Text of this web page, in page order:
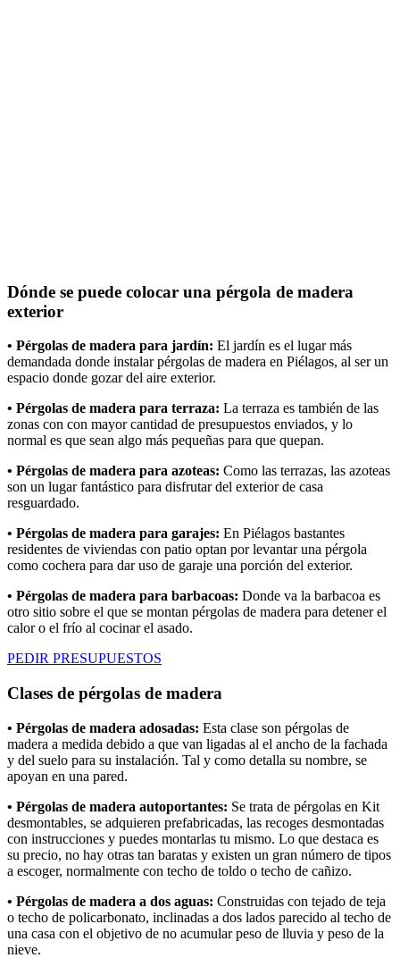
Dónde se puede colocar una pérgola de madera
exterior
• Pérgolas de madera para jardín: El jardín es el lugar más
demandada donde instalar pérgolas de madera en Piélagos, al ser un
espacio donde gozar del aire exterior.
• Pérgolas de madera para terraza: La terraza es también de las
zonas con con mayor cantidad de presupuestos enviados, y lo
normal es que sean algo más pequeñas para que quepan.
• Pérgolas de madera para azoteas: Como las terrazas, las azoteas
son un lugar fantástico para disfrutar del exterior de casa
resguardado.
• Pérgolas de madera para garajes: En Piélagos bastantes
residentes de viviendas con patio optan por levantar una pérgola
como cochera para dar uso de garaje una porción del exterior.
• Pérgolas de madera para barbacoas: Donde va la barbacoa es
otro sitio sobre el que se montan pérgolas de madera para detener el
calor o el frío al cocinar el asado.
PEDIR PRESUPUESTOS
Clases de pérgolas de madera
• Pérgolas de madera adosadas: Esta clase son pérgolas de
madera a medida debido a que van ligadas al el ancho de la fachada
y del suelo para su instalación. Tal y como detalla su nombre, se
apoyan en una pared.
• Pérgolas de madera autoportantes: Se trata de pérgolas en Kit
desmontables, se adquieren prefabricadas, las recoges desmontadas
con instrucciones y puedes montarlas tu mismo. Lo que destaca es
su precio, no hay otras tan baratas y existen un gran número de tipos
a escoger, normalmente con techo de toldo o techo de cañizo.
• Pérgolas de madera a dos aguas: Construidas con tejado de teja
o techo de policarbonato, inclinadas a dos lados parecido al techo de
una casa con el objetivo de no acumular peso de lluvia y peso de la
nieve.